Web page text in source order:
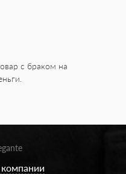
с браком на